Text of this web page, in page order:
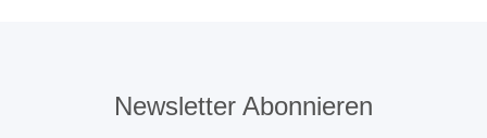
Newsletter Abonnieren